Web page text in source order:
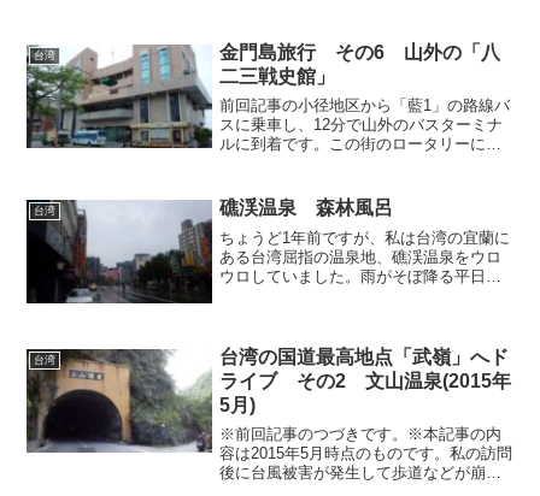
台湾
金門島旅行 その6 山外の「八
二三戦史館」
前回記事の小径地区から「藍1」の路線バ
スに乗車し、12分で山外のバスターミナ
ルに到着です。この街のロータリーにも
前世紀的な独裁国家みたい。 バスター
ミナル内にある観光案...
台湾 礁渓温泉 森林風呂
ちょうど1年前ですが、私は台湾の宜蘭に
ある台湾屈指の温泉地、礁渓温泉をウロ
ウロしていました。雨がそぼ降る平日の
向かって歩くことにしま...
台湾
台湾の国道最高地点「武嶺」へド
ライブ その2 文山温泉(2015年
5月)
※前回記事のつづきです。※本記事の内
容は2015年5月時点のものです。私の訪問
後に台風被害が発生して歩道などが崩壊